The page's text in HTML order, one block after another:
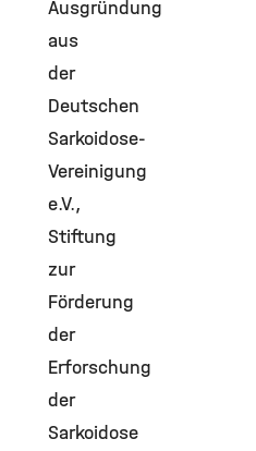
Ausgründung
aus
der
Deutschen
Sarkoidose-
Vereinigung
e.V.,
Stiftung
zur
Förderung
der
Erforschung
der
Sarkoidose